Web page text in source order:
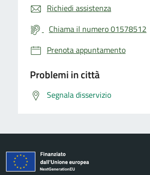
Richiedi assistenza
Chiama il numero 01578512
Prenota appuntamento
Problemi in città
Segnala disservizio